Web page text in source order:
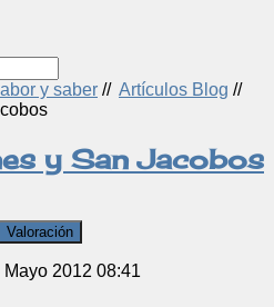
y saber // Artículos Blog //
y San Jacobos
2012 08:41